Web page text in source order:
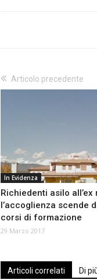
Articolo precedente
In Evidenza
Richiedenti asilo all’ex
l’accoglienza scende
corsi di formazione
29 Marzo 2017
Articoli correlati Di